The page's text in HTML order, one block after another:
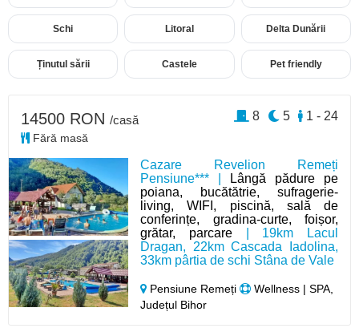
Schi Litoral Delta Dunării
Ținutul sării Castele Pet friendly
Cazare Revelion Remeți
Pensiune*** |
Lângă pădure pe
poiana, bucătătrie, sufragerie-
living, WIFI, piscină, sală de
conferințe, gradina-curte, foișor,
grătar, parcare| 19km Lacul
Dragan, 22km Cascada Iadolina,
33km pârtia de schi Stâna de Vale
Pensiune Remeți
Wellness | SPA,
Județul Bihor
14500 RON /casă
Fără masă
1 - 24
5
8